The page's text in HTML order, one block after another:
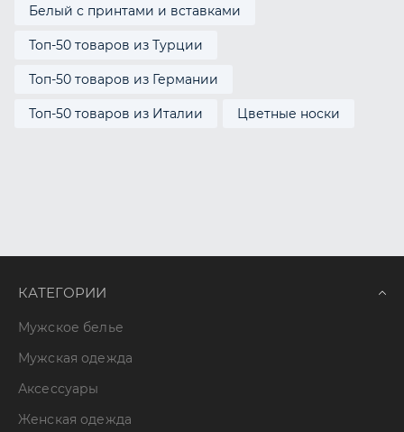
Белый с принтами и вставками
Топ-50 товаров из Турции
Топ-50 товаров из Германии
Топ-50 товаров из Италии Цветные носки
КАТЕГОРИИ
Мужское белье
Мужская одежда
Аксессуары
Женская одежда